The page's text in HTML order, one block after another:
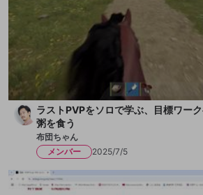
ラストPVPをソロで学ぶ、目標ワー
粥を食う
布団ちゃん
メンバー
2025/7/5